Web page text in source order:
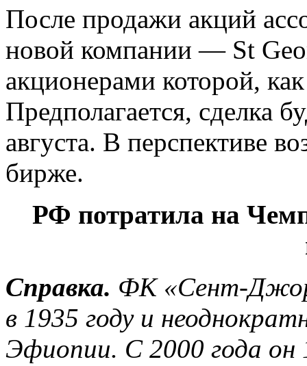
После продажи акций
новой компании — St
акционерами которой,
Предполагается, сделка
августа. В перспективе
бирже.
РФ потратила на
Справка. ФК «Сент-
в 1935 году и
Эфиопии. С 2000 года он